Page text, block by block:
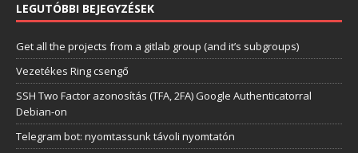
LEGUTÓBBI BEJEGYZÉSEK
Get all the projects from a gitlab group (and it’s subgroups)
Vezetékes Ring csengő
SSH Two Factor azonosítás (TFA, 2FA) Google Authenticatorral
Debian-on
Telegram bot: nyomtassunk távoli nyomtatón